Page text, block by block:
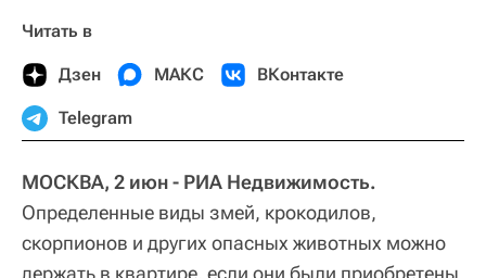
Читать в
Дзен МАКС ВКонтакте
Telegram
МОСКВА, 2 июн - РИА Недвижимость.
Определенные виды змей, крокодилов,
скорпионов и других опасных животных можно
держать в квартире, если они были приобретены